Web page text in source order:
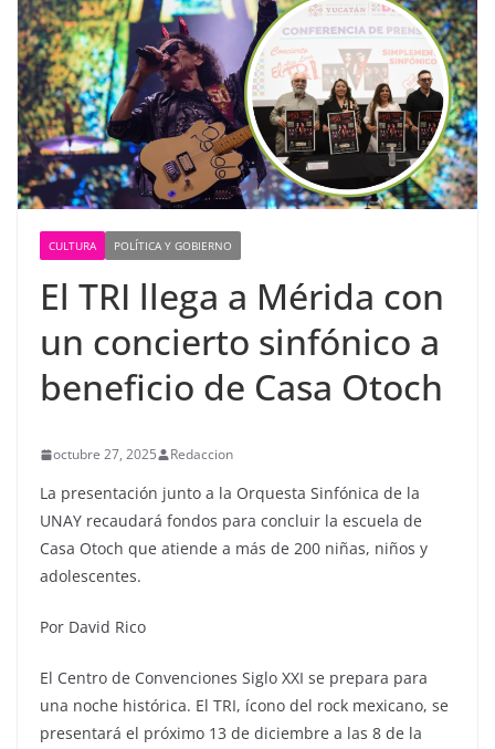
CULTURA POLÍTICA Y GOBIERNO
El TRI llega a Mérida con
un concierto sinfónico a
beneficio de Casa Otoch
octubre 27, 2025 Redaccion
La presentación junto a la Orquesta Sinfónica de la
UNAY recaudará fondos para concluir la escuela de
Casa Otoch que atiende a más de 200 niñas, niños y
adolescentes.
Por David Rico
El Centro de Convenciones Siglo XXI se prepara para
una noche histórica. El TRI, ícono del rock mexicano, se
presentará el próximo 13 de diciembre a las 8 de la